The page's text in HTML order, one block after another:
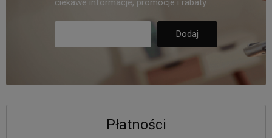
Płatności